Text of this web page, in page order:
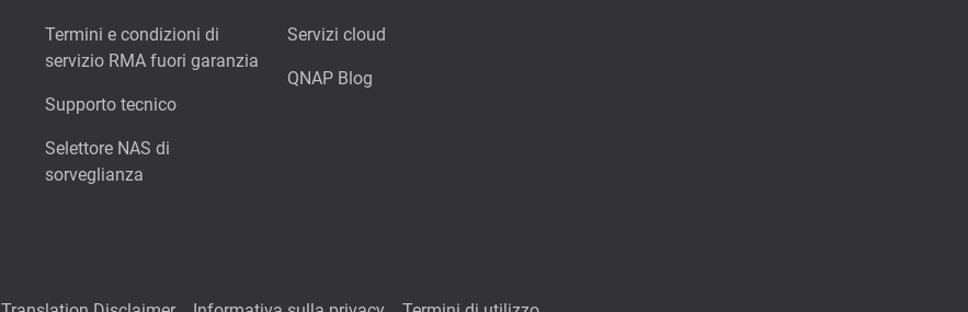
Termini e condizioni di
servizio RMA fuori garanzia
Supporto tecnico
Selettore NAS di
sorveglianza
Servizi cloud
QNAP Blog